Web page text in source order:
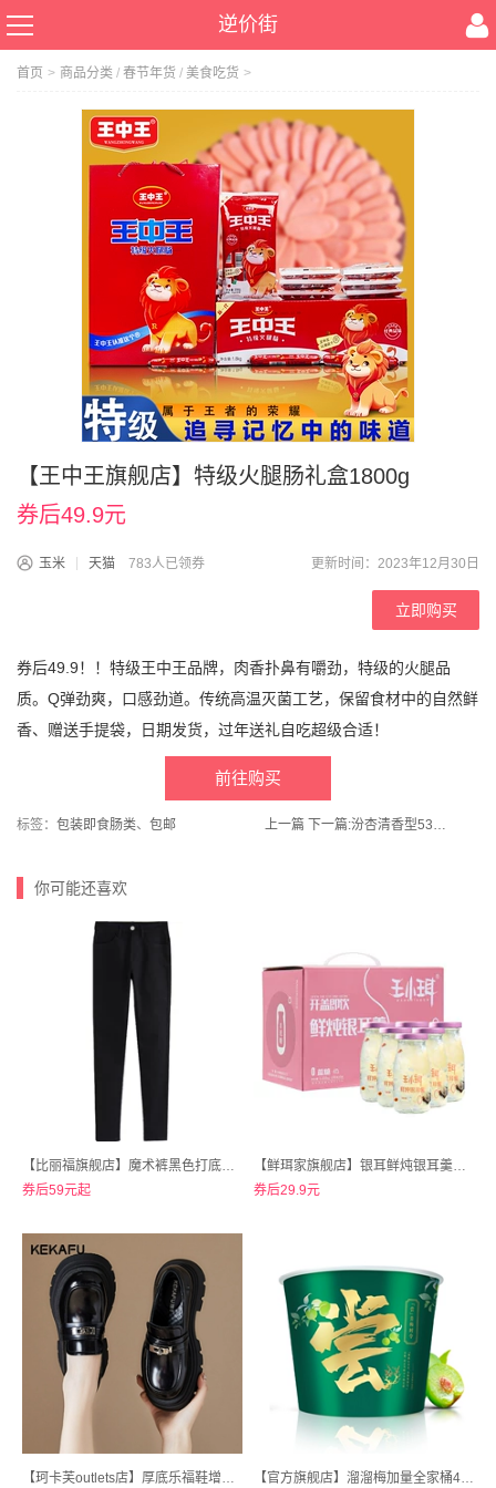
逆价街
首页 > 商品分类 / 春节年货 / 美食吃货 >
【王中王旗舰店】特级火腿肠礼盒1800g
券后49.9元
玉米 天猫 783人已领券 更新时间：2023年12月30日
立即购买
券后49.9！！特级王中王品牌，肉香扑鼻有嚼劲，特级的火腿品
质。Q弹劲爽，口感劲道。传统高温灭菌工艺，保留食材中的自然鲜
香、赠送手提袋，日期发货，过年送礼自吃超级合适！
前往购买
标签： 包装即食肠类、 包邮 上一篇 下一篇: 汾杏清香型53度白酒山西杏花村汾杏藏品A20 475ml*2瓶礼盒装
你可能还喜欢
【比丽福旗舰店】魔术裤黑色打底裤女裤
券后59元起
【鲜珥家旗舰店】银耳鲜炖银耳羹即食免煮分瓶装198g*6瓶
券后29.9元
【珂卡芙outlets店】厚底乐福鞋增高英伦风单鞋女 【官方旗舰店】溜溜梅加量全家桶480g